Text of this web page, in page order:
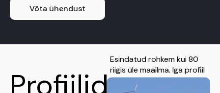
Võta ühendust
Profiilid
Esindatud rohkem kui 80
riigis üle maailma. Iga profiil
on kujundatud jäljendama